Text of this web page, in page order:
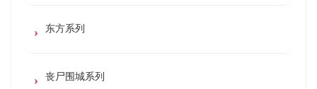
东方系列
丧尸围城系列